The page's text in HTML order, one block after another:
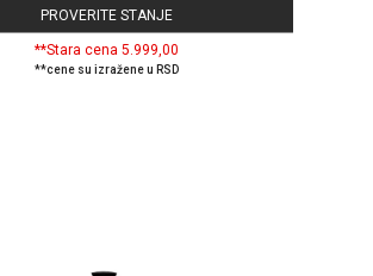
PROVERITE STANJE
**Stara cena 5.999,00
**cene su izražene u RSD